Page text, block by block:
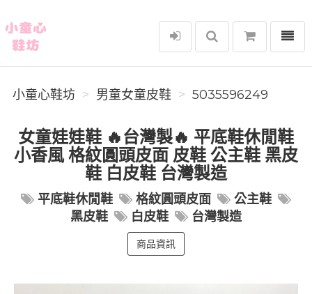
小童心鞋坊
選單
小童心鞋坊 男童女童皮鞋 5035596249
女童娃娃鞋 🔥台灣製🔥 平底鞋休閒鞋
小香風 格紋圓頭皮面 皮鞋 公主鞋 黑皮
鞋 白皮鞋 台灣製造
平底鞋休閒鞋 格紋圓頭皮面
公主鞋
黑皮鞋
白皮鞋 台灣製造
商品資訊